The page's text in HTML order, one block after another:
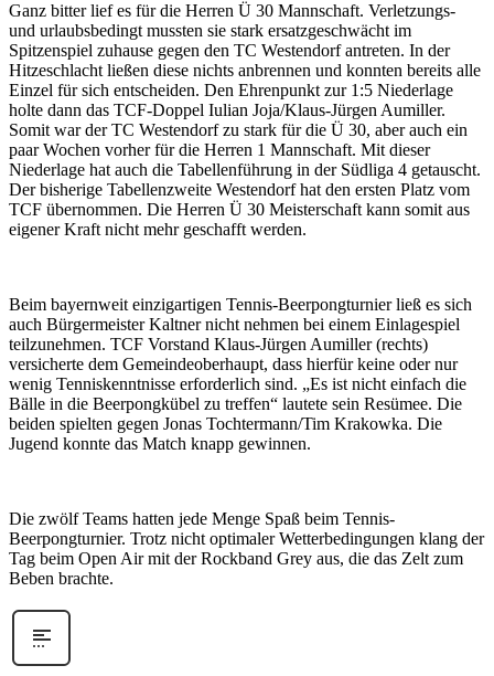
Ganz bitter lief es für die Herren Ü 30 Mannschaft. Verletzungs-
und urlaubsbedingt mussten sie stark ersatzgeschwächt im
Spitzenspiel zuhause gegen den TC Westendorf antreten. In der
Hitzeschlacht ließen diese nichts anbrennen und konnten bereits alle
Einzel für sich entscheiden. Den Ehrenpunkt zur 1:5 Niederlage
holte dann das TCF-Doppel Iulian Joja/Klaus-Jürgen Aumiller.
Somit war der TC Westendorf zu stark für die Ü 30, aber auch ein
paar Wochen vorher für die Herren 1 Mannschaft. Mit dieser
Niederlage hat auch die Tabellenführung in der Südliga 4 getauscht.
Der bisherige Tabellenzweite Westendorf hat den ersten Platz vom
TCF übernommen. Die Herren Ü 30 Meisterschaft kann somit aus
eigener Kraft nicht mehr geschafft werden.
Beim bayernweit einzigartigen Tennis-Beerpongturnier ließ es sich
auch Bürgermeister Kaltner nicht nehmen bei einem Einlagespiel
teilzunehmen. TCF Vorstand Klaus-Jürgen Aumiller (rechts)
versicherte dem Gemeindeoberhaupt, dass hierfür keine oder nur
wenig Tenniskenntnisse erforderlich sind. „Es ist nicht einfach die
Bälle in die Beerpongkübel zu treffen“ lautete sein Resümee. Die
beiden spielten gegen Jonas Tochtermann/Tim Krakowka. Die
Jugend konnte das Match knapp gewinnen.
Die zwölf Teams hatten jede Menge Spaß beim Tennis-
Beerpongturnier. Trotz nicht optimaler Wetterbedingungen klang der
Tag beim Open Air mit der Rockband Grey aus, die das Zelt zum
Beben brachte.